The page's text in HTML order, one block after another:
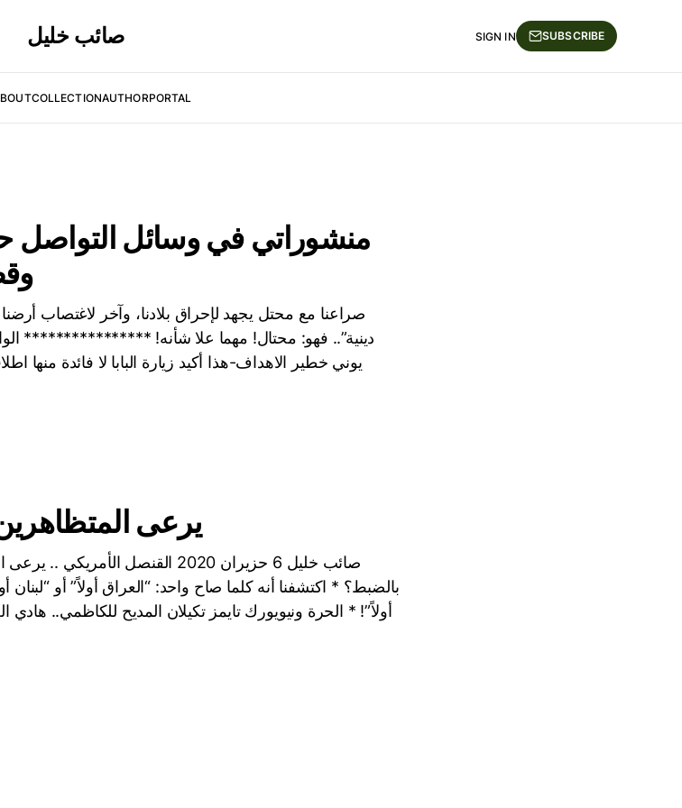
صائب خليل
COLLECTIONAUTHORPORTAL
SIGN IN SUBSCRIBE
منشوراتي في وسائل التواصل
صراعنا مع محتل يجهد لإحراق بلادنا، وآخر لاغتصاب أرضنا
دينية”.. فهو: محتال! مهما علا شأنه! ****************
يوني خطير الاهداف-هذا أكيد زيارة البابا لا فائدة منها
يرعى
صائب خليل 6 حزيران 2020 القنصل
بالضبط؟ * اكتشفنا أنه كلما صاح واحد: “العراق أولاً” أو “لبنان
أولاً”! * الحرة ونيويورك تايمز تكيلان المديح للكاظمي..